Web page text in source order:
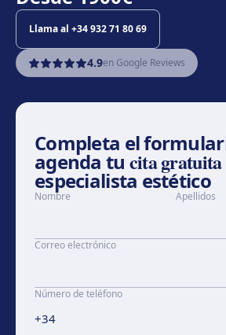
Llama al +34 932 71 80 69
4.9en Google Reviews
Completa el
agenda tu cita gratuita
especialista estético
Nombre Apellidos
Correo electrónico
Número de teléfono